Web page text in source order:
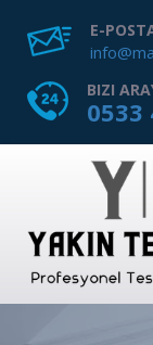
E-
BIZI
0533